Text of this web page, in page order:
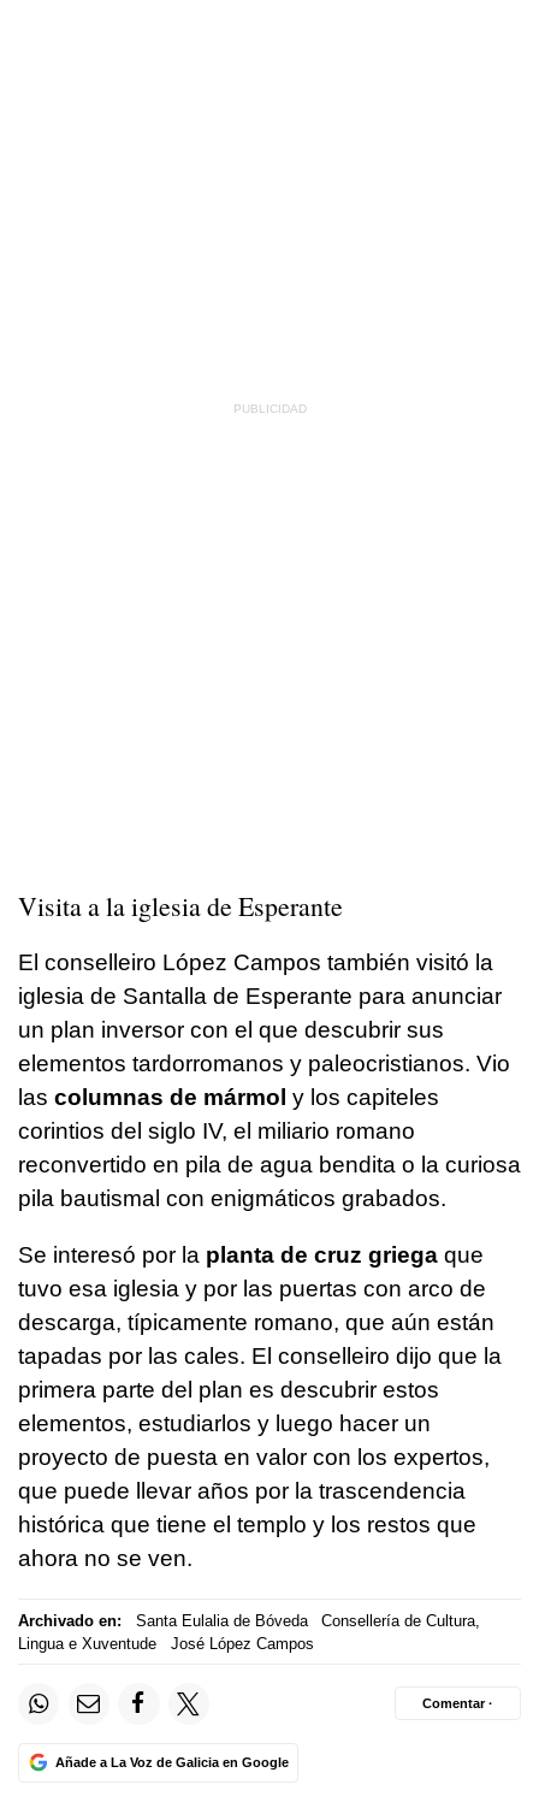
Visita a la iglesia de Esperante
El conselleiro López Campos también visitó la
iglesia de Santalla de Esperante para anunciar
un plan inversor con el que descubrir sus
elementos tardorromanos y paleocristianos. Vio
las columnas de mármol y los capiteles
corintios del siglo IV, el miliario romano
reconvertido en pila de agua bendita o la curiosa
pila bautismal con enigmáticos grabados.
Se interesó por la planta de cruz griega que
tuvo esa iglesia y por las puertas con arco de
descarga, típicamente romano, que aún están
tapadas por las cales. El conselleiro dijo que la
primera parte del plan es descubrir estos
elementos, estudiarlos y luego hacer un
proyecto de puesta en valor con los expertos,
que puede llevar años por la trascendencia
histórica que tiene el templo y los restos que
ahora no se ven.
Archivado en: Santa Eulalia de Bóveda
Consellería de Cultura,
Lingua e Xuventude
José López Campos
Añade a La Voz de Galicia en Google
Comentar ·